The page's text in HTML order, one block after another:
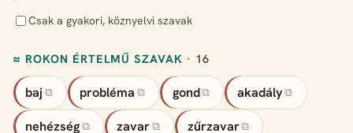
Csak a gyakori, köznyelvi szavak
≈ ROKON ÉRTELMŰ SZAVAK · 16
baj ⧉ probléma ⧉ gond⧉ akadály⧉
nehézség ⧉ zavar ⧉ zűrzavar⧉